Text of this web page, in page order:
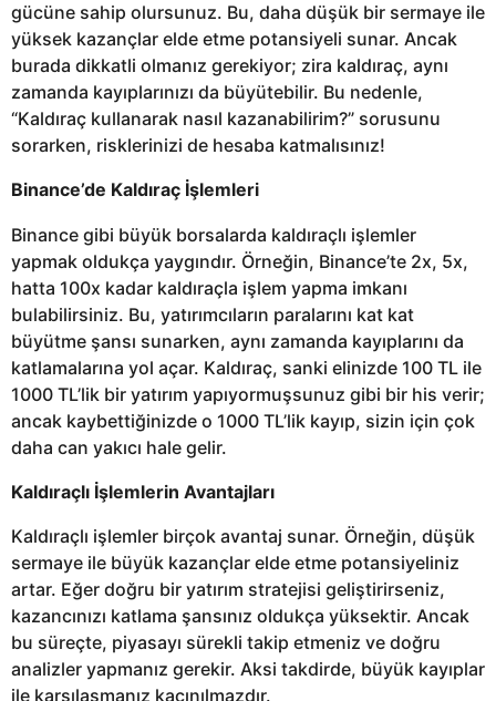
gücüne sahip olursunuz. Bu, daha düşük bir sermaye ile
yüksek kazançlar elde etme potansiyeli sunar. Ancak
burada dikkatli olmanız gerekiyor; zira kaldıraç, aynı
zamanda kayıplarınızı da büyütebilir. Bu nedenle,
“Kaldıraç kullanarak nasıl kazanabilirim?” sorusunu
sorarken, risklerinizi de hesaba katmalısınız!
Binance’de Kaldıraç İşlemleri
Binance gibi büyük borsalarda kaldıraçlı işlemler
yapmak oldukça yaygındır. Örneğin, Binance’te 2x, 5x,
hatta 100x kadar kaldıraçla işlem yapma imkanı
bulabilirsiniz. Bu, yatırımcıların paralarını kat kat
büyütme şansı sunarken, aynı zamanda kayıplarını da
katlamalarına yol açar. Kaldıraç, sanki elinizde 100 TL ile
1000 TL’lik bir yatırım yapıyormuşsunuz gibi bir his verir;
ancak kaybettiğinizde o 1000 TL’lik kayıp, sizin için çok
daha can yakıcı hale gelir.
Kaldıraçlı İşlemlerin Avantajları
Kaldıraçlı işlemler birçok avantaj sunar. Örneğin, düşük
sermaye ile büyük kazançlar elde etme potansiyeliniz
artar. Eğer doğru bir yatırım stratejisi geliştirirseniz,
kazancınızı katlama şansınız oldukça yüksektir. Ancak
bu süreçte, piyasayı sürekli takip etmeniz ve doğru
analizler yapmanız gerekir. Aksi takdirde, büyük kayıplar
ile karşılaşmanız kaçınılmazdır.